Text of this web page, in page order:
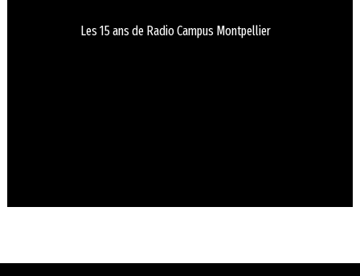
Les 15 ans de Radio Campus Montpellier